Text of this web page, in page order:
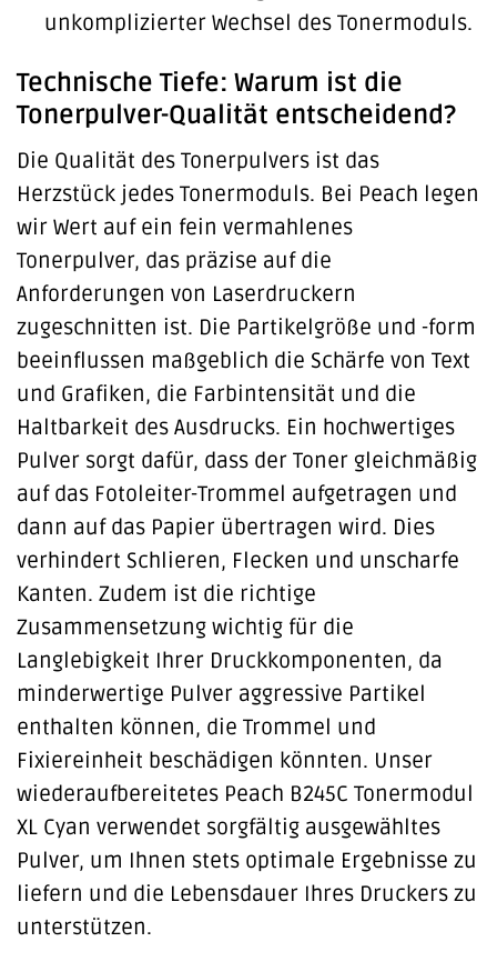
unkomplizierter Wechsel des Tonermoduls.
Technische Tiefe: Warum ist die
Tonerpulver-Qualität entscheidend?
Die Qualität des Tonerpulvers ist das
Herzstück jedes Tonermoduls. Bei Peach legen
wir Wert auf ein fein vermahlenes
Tonerpulver, das präzise auf die
Anforderungen von Laserdruckern
zugeschnitten ist. Die Partikelgröße und -form
beeinflussen maßgeblich die Schärfe von Text
und Grafiken, die Farbintensität und die
Haltbarkeit des Ausdrucks. Ein hochwertiges
Pulver sorgt dafür, dass der Toner gleichmäßig
auf das Fotoleiter-Trommel aufgetragen und
dann auf das Papier übertragen wird. Dies
verhindert Schlieren, Flecken und unscharfe
Kanten. Zudem ist die richtige
Zusammensetzung wichtig für die
Langlebigkeit Ihrer Druckkomponenten, da
minderwertige Pulver aggressive Partikel
enthalten können, die Trommel und
Fixiereinheit beschädigen könnten. Unser
wiederaufbereitetes Peach B245C Tonermodul
XL Cyan verwendet sorgfältig ausgewähltes
Pulver, um Ihnen stets optimale Ergebnisse zu
liefern und die Lebensdauer Ihres Druckers zu
unterstützen.